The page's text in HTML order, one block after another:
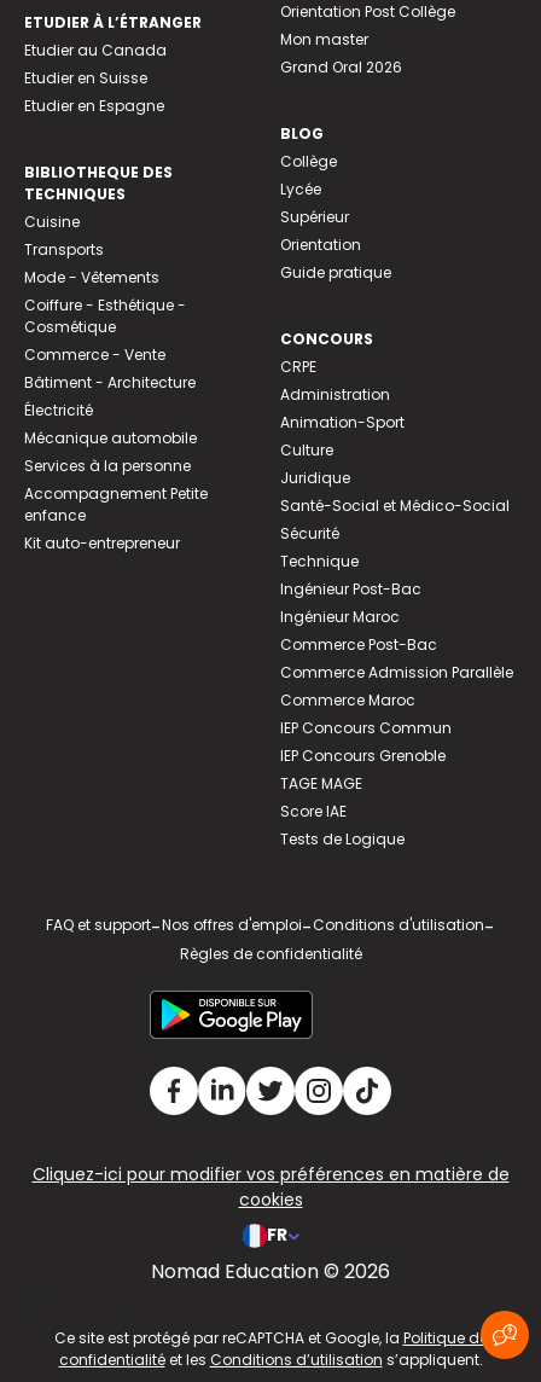
ETUDIER À L’ÉTRANGER
Etudier au Canada
Etudier en Suisse
Etudier en Espagne
BIBLIOTHEQUE DES
TECHNIQUES
Cuisine
Transports
Mode - Vêtements
Coiffure - Esthétique -
Cosmétique
Commerce - Vente
Bâtiment - Architecture
Électricité
Mécanique automobile
Services à la personne
Accompagnement Petite
enfance
Kit auto-entrepreneur
Orientation Post Collège
Mon master
Grand Oral 2026
BLOG
Collège
Lycée
Supérieur
Orientation
Guide pratique
CONCOURS
CRPE
Administration
Animation-Sport
Culture
Juridique
Santé-Social et Médico-Social
Sécurité
Technique
Ingénieur Post-Bac
Ingénieur Maroc
Commerce Post-Bac
Commerce Admission Parallèle
Commerce Maroc
IEP Concours Commun
IEP Concours Grenoble
TAGE MAGE
Score IAE
Tests de Logique
FAQ et support-Nos offres d'emploi-Conditions d'utilisation-
Règles de confidentialité
Cliquez-ici pour modifier vos préférences en matière de
cookies
FR
Nomad Education © 2026
Ce site est protégé par reCAPTCHA et Google, la Politique de
confidentialitéet les Conditions d’utilisation s’appliquent.